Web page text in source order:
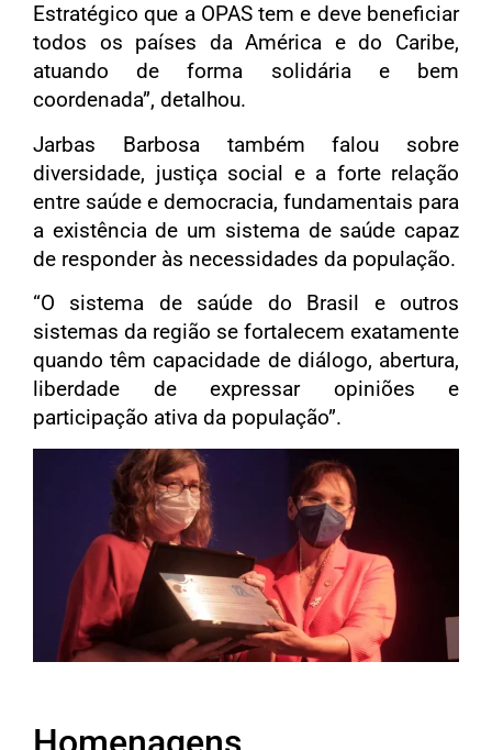
Estratégico que a OPAS tem e deve beneficiar
todos os países da América e do Caribe,
atuando de forma solidária e bem
coordenada”, detalhou.
Jarbas Barbosa também falou sobre
diversidade, justiça social e a forte relação
entre saúde e democracia, fundamentais para
a existência de um sistema de saúde capaz
de responder às necessidades da população.
“O sistema de saúde do Brasil e outros
sistemas da região se fortalecem exatamente
quando têm capacidade de diálogo, abertura,
liberdade de expressar opiniões e
participação ativa da população”.